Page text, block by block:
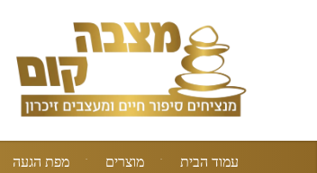
עמוד הבית מוצרים מפת הגעה